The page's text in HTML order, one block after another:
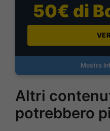
50€ di
Mostra
Altri
potrebbero